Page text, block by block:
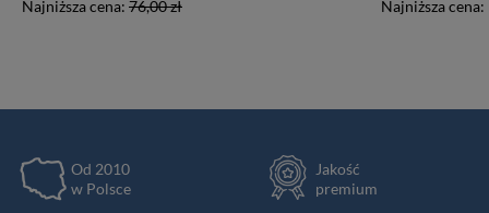
Najniższa cena: 76,00 zł Najniższa cena:
Od 2010
w Polsce
Jakość
premium